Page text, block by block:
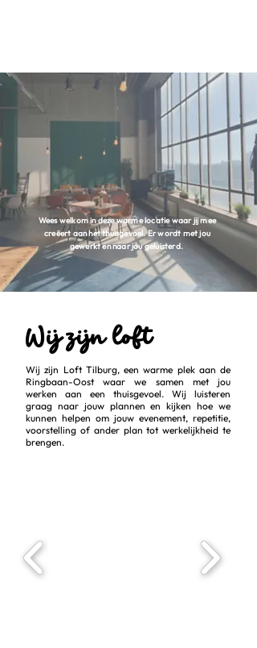
Wees welkom in deze warme locatie waar jij mee
creëert aan het thuisgevoel. Er wordt met jou
gewerkt en naar jou geluisterd.
Wij zijn loft
Wij zijn Loft Tilburg, een warme plek aan de
Ringbaan-Oost waar we samen met jou
werken aan een thuisgevoel. Wij luisteren
graag naar jouw plannen en kijken hoe we
kunnen helpen om jouw evenement, repetitie,
voorstelling of ander plan tot werkelijkheid te
brengen.